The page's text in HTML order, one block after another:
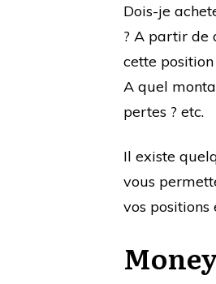
Dois-je
? A partir de
cette
A quel
pertes ? etc.
Il existe
vous
vos